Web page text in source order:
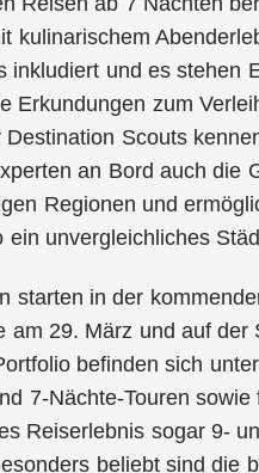
kulinarischem
inkludiert und es stehen
Erkundungen zum
Destination Scouts
an Bord auch die
Regionen und
ein unvergleichliches
starten in der
am 29. März und auf der
befinden sich
7-Nächte-Touren sowie
Reiserlebnis sogar 9-
beliebt sind die